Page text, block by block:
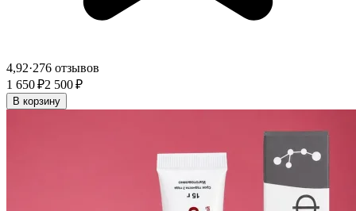
4,92·276 отзывов
1 650 ₽2 500 ₽
В корзину